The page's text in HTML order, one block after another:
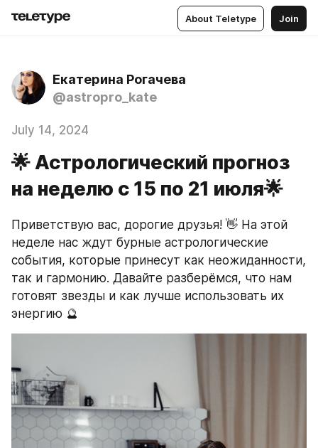
About Teletype Join
Екатерина Рогачева
@astropro_kate
July 14, 2024
🌟 Астрологический прогноз
на неделю с 15 по 21 июля🌟
Приветствую вас, дорогие друзья! 👋 На этой
неделе нас ждут бурные астрологические
события, которые принесут как неожиданности,
так и гармонию. Давайте разберёмся, что нам
готовят звезды и как лучше использовать их
энергию 🔮